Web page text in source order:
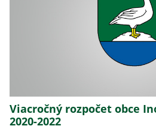
Viacročný rozpočet obce
2020-2022